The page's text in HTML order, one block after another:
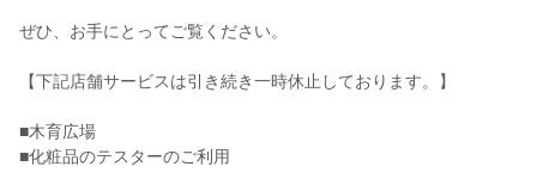
ぜひ、お手にとってご覧ください。
【下記店舗サービスは引き続き一時休止しております。】
■木育広場
■化粧品のテスターのご利用